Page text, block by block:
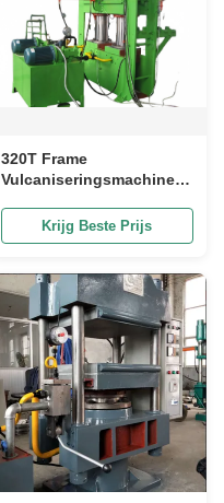
320T Frame
Vulcaniseringsmachine -
1700mm Voor en Achter
Handmatige Push-Pull
Forming Machine
Krijg Beste Prijs